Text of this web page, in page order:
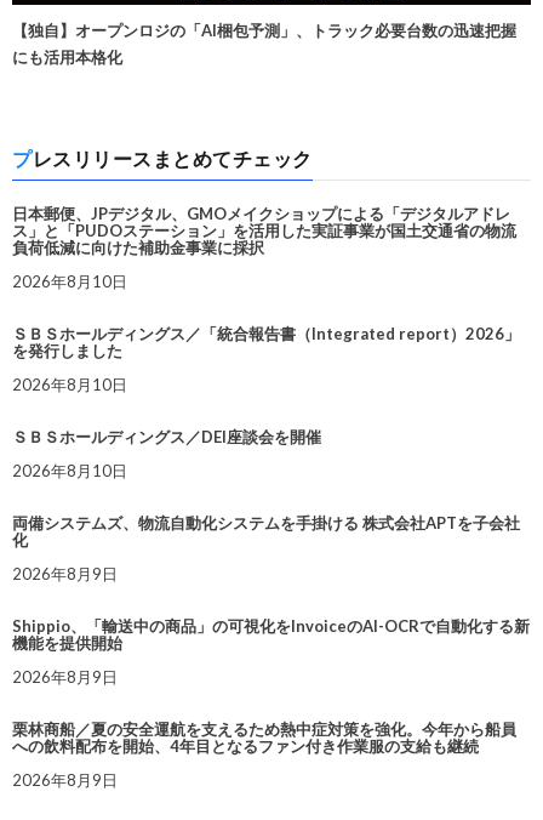
【独自】オープンロジの「AI梱包予測」、トラック必要台数の迅速把握
にも活用本格化
プレスリリースまとめてチェック
日本郵便、JPデジタル、GMOメイクショップによる「デジタルアドレ
ス」と「PUDOステーション」を活用した実証事業が国土交通省の物流
負荷低減に向けた補助金事業に採択
2026年8月10日
ＳＢＳホールディングス／「統合報告書（Integrated report）2026」
を発行しました
2026年8月10日
ＳＢＳホールディングス／DEI座談会を開催
2026年8月10日
両備システムズ、物流自動化システムを手掛ける 株式会社APTを子会社
化
2026年8月9日
Shippio、「輸送中の商品」の可視化をInvoiceのAI-OCRで自動化する新
機能を提供開始
2026年8月9日
栗林商船／夏の安全運航を支えるため熱中症対策を強化。今年から船員
への飲料配布を開始、4年目となるファン付き作業服の支給も継続
2026年8月9日